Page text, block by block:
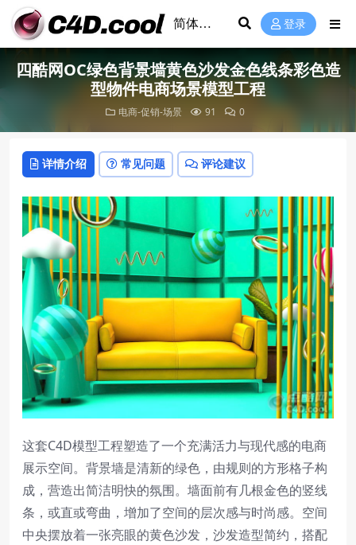
登录
四酷网OC绿色背景墙黄色沙发金色线条彩色造
型物件电商场景模型工程
电商-促销-场景 91 0
详情介绍 常见问题 评论建议
这套C4D模型工程塑造了一个充满活力与现代感的电商
展示空间。背景墙是清新的绿色，由规则的方形格子构
成，营造出简洁明快的氛围。墙面前有几根金色的竖线
条，或直或弯曲，增加了空间的层次感与时尚感。空间
中央摆放着一张亮眼的黄色沙发，沙发造型简约，搭配